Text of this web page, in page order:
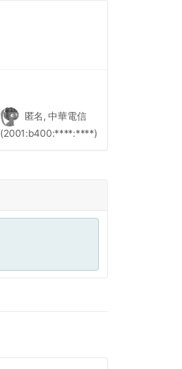
匿名, 中華電信
(2001:b400:****:****)